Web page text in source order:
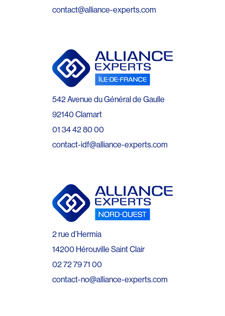
contact@alliance-experts.com
542 Avenue du Général de Gaulle
92140 Clamart
01 34 42 80 00
contact-idf@alliance-experts.com
2 rue d’Hermia
14200 Hérouville Saint Clair
02 72 79 71 00
contact-no@alliance-experts.com